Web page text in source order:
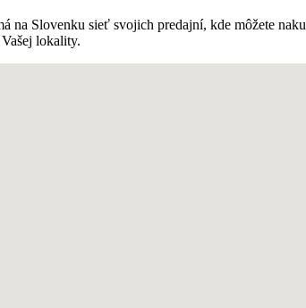
na Slovenku sieť svojich predajní, kde môžete
lokality.